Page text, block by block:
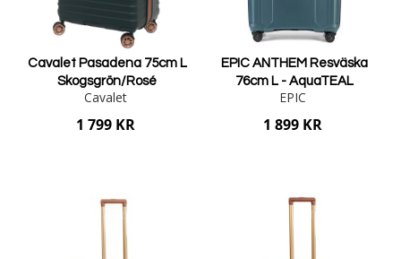
Cavalet Pasadena 75cm L
Skogsgrön/Rosé
Cavalet
1 799 KR
EPIC ANTHEM Resväska
76cm L - AquaTEAL
EPIC
1 899 KR